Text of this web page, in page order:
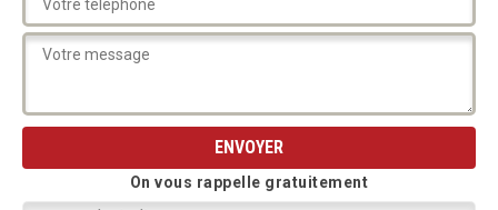
On vous rappelle gratuitement